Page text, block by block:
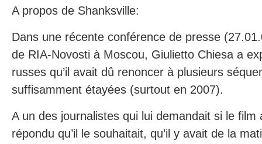
A propos de Shanksville:
Dans une récente conférence de presse
de RIA-Novosti à Moscou, Giulietto Chiesa a
russes qu’il avait dû renoncer à plusieurs
suffisamment étayées (surtout en 2007).
A un des journalistes qui lui demandait si le film
répondu qu’il le souhaitait, qu’il y avait de la